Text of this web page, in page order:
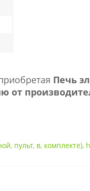
Печь
от
, пульт, в, комплекте),